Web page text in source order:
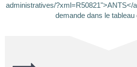
administratives/?xml=R50821">ANTS</
demande dans le tableau